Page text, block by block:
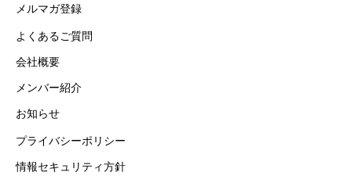
メルマガ登録
よくあるご質問
会社概要
メンバー紹介
お知らせ
プライバシーポリシー
情報セキュリティ方針